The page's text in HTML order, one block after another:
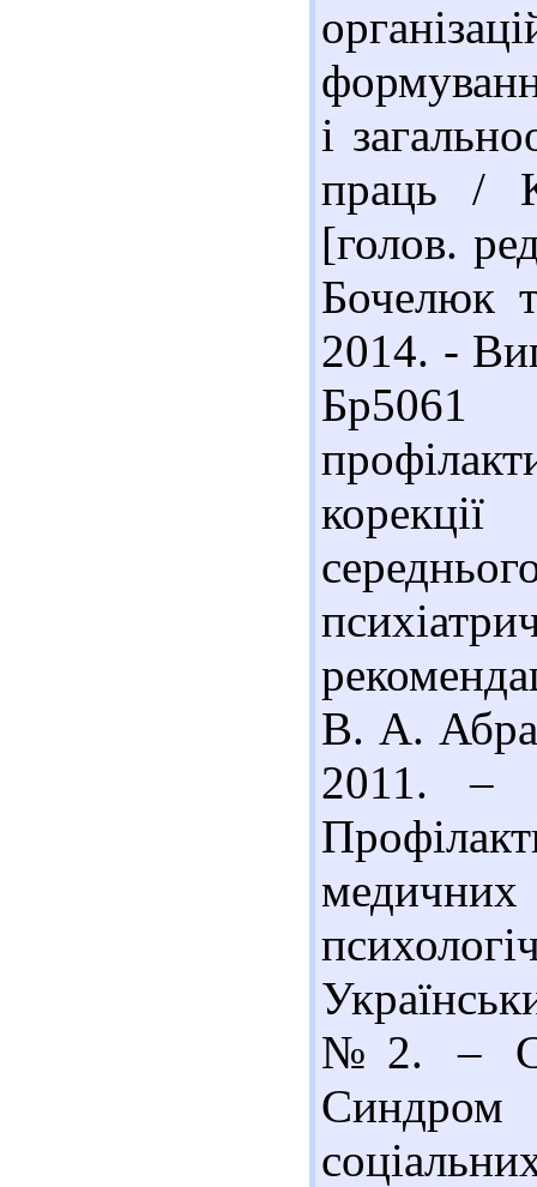
і
праць /
[голов.
Бочелюк
2014. -
В. А.
2011.
№2. –